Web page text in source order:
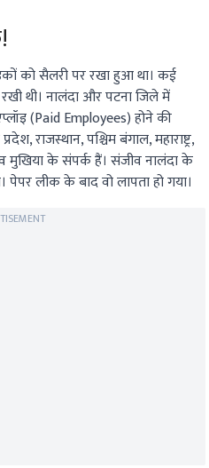
को सैलरी पर रखा हुआ था। कई
थी। नालंदा और पटना जिले में
(Paid Employees) होने की
राजस्थान, पश्चिम बंगाल, महाराष्ट्र,
मुखिया के संपर्क हैं। संजीव नालंदा के
लीक के बाद वो लापता हो गया।